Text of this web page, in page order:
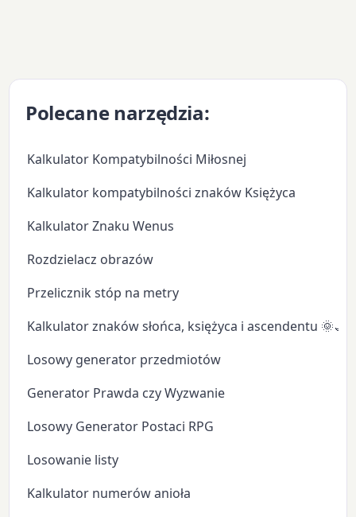
Polecane narzędzia:
Kalkulator Kompatybilności Miłosnej
Kalkulator kompatybilności znaków Księżyca
Kalkulator Znaku Wenus
Rozdzielacz obrazów
Przelicznik stóp na metry
Kalkulator znaków słońca, księżyca i ascendentu
Losowy generator przedmiotów
Generator Prawda czy Wyzwanie
Losowy Generator Postaci RPG
Losowanie listy
Kalkulator numerów anioła